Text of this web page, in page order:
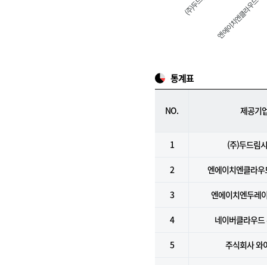
통계표
NO. 제공기
1 (주)두드림
2 엔에이치엔클라
3 엔에이치엔두레
4 네이버클라우
5 주식회사 와